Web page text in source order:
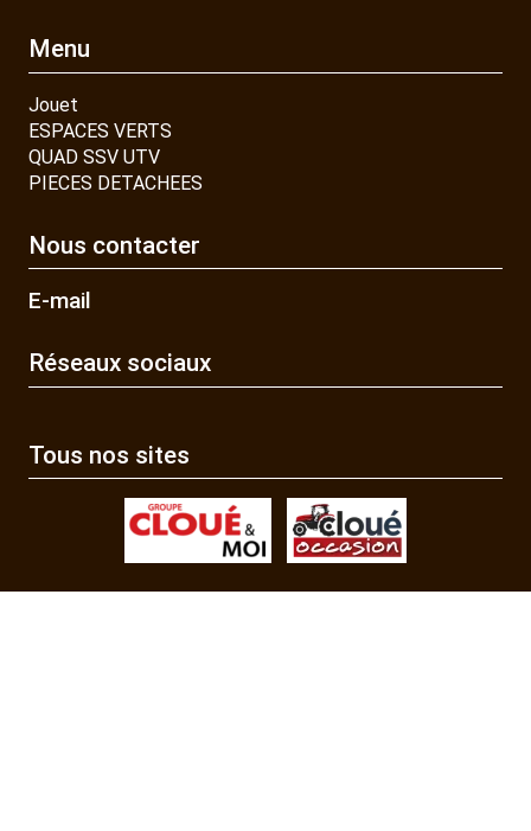
Menu
Jouet
ESPACES VERTS
QUAD SSV UTV
PIECES DETACHEES
Nous contacter
E-mail
Réseaux sociaux
Tous nos sites